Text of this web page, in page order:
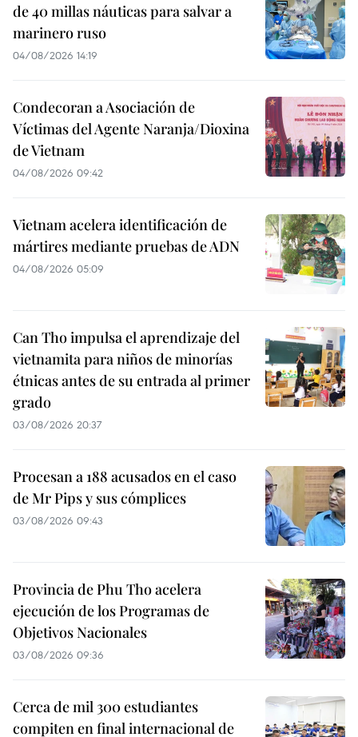
de 40 millas náuticas para salvar a
marinero ruso
04/08/2026 14:19
Condecoran a Asociación de
Víctimas del Agente Naranja/Dioxina
de Vietnam
04/08/2026 09:42
Vietnam acelera identificación de
mártires mediante pruebas de ADN
04/08/2026 05:09
Can Tho impulsa el aprendizaje del
vietnamita para niños de minorías
étnicas antes de su entrada al primer
grado
03/08/2026 20:37
Procesan a 188 acusados en el caso
de Mr Pips y sus cómplices
03/08/2026 09:43
Provincia de Phu Tho acelera
ejecución de los Programas de
Objetivos Nacionales
03/08/2026 09:36
Cerca de mil 300 estudiantes
compiten en final internacional de